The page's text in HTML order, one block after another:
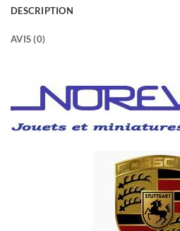
DESCRIPTION
AVIS (0)